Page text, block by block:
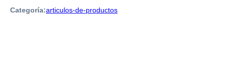
Categoría:articulos-de-productos